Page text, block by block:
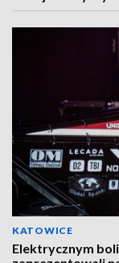
KATOWICE
Elektrycznym